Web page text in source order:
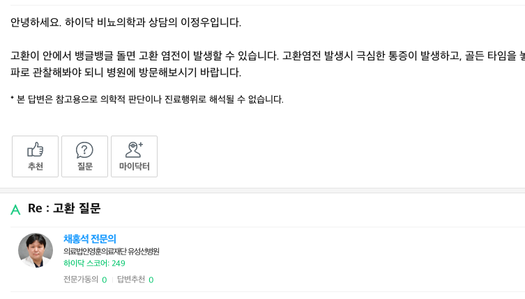
안녕하세요. 하이닥 비뇨의학과 상담의 이정우입니다.
고환이 안에서 뱅글뱅글 돌면 고환 염전이 발생할 수 있습니다. 고환염전 발생시 극심한 통증이 발생하고, 골든 타임
파로 관찰해봐야 되니 병원에 방문해보시기 바랍니다.
* 본 답변은 참고용으로 의학적 판단이나 진료행위로 해석될 수 없습니다.
추천 질문 마이닥터
Re : 고환 질문
채홍석 전문의
의료법인영훈의료재단 유성선병원
하이닥 스코어: 249
전문가동의 0 답변추천 0